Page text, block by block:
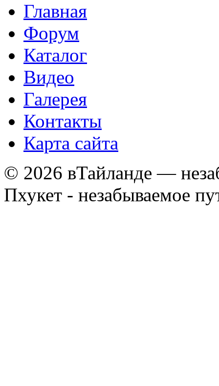
Главная
Форум
Каталог
Видео
Галерея
Контакты
Карта сайта
© 2026 вТайланде —
Пхукет - незабываемое